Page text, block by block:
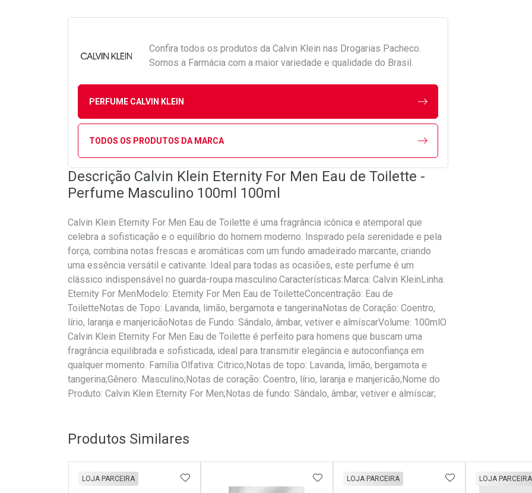
Confira todos os produtos da Calvin Klein nas Drogarias Pacheco.
Somos a Farmácia com a maior variedade e qualidade do Brasil.
PERFUME CALVIN KLEIN
TODOS OS PRODUTOS DA MARCA
Descrição Calvin Klein Eternity For Men Eau de Toilette -
Perfume Masculino 100ml 100ml
Calvin Klein Eternity For Men Eau de Toilette é uma fragrância icônica e atemporal que
celebra a sofisticação e o equilíbrio do homem moderno. Inspirado pela serenidade e pela
força, combina notas frescas e aromáticas com um fundo amadeirado marcante, criando
uma essência versátil e cativante. Ideal para todas as ocasiões, este perfume é um
clássico indispensável no guarda-roupa masculino.Características:Marca: Calvin KleinLinha:
Eternity For MenModelo: Eternity For Men Eau de ToiletteConcentração: Eau de
ToiletteNotas de Topo: Lavanda, limão, bergamota e tangerinaNotas de Coração: Coentro,
lírio, laranja e manjericãoNotas de Fundo: Sândalo, âmbar, vetiver e almíscarVolume: 100mlO
Calvin Klein Eternity For Men Eau de Toilette é perfeito para homens que buscam uma
fragrância equilibrada e sofisticada, ideal para transmitir elegância e autoconfiança em
qualquer momento. Família Olfativa: Citrico;Notas de topo: Lavanda, limão, bergamota e
tangerina;Gênero: Masculino;Notas de coração: Coentro, lírio, laranja e manjericão;Nome do
Produto: Calvin Klein Eternity For Men;Notas de fundo: Sândalo, âmbar, vetiver e almíscar;
Produtos Similares
LOJA PARCEIRA ADICIONAR AOS FAVORITOSADICIONAR AOS FAVORITOS
LOJA PARCEIRA ADICIONAR AOS
LOJA PARCEIRA